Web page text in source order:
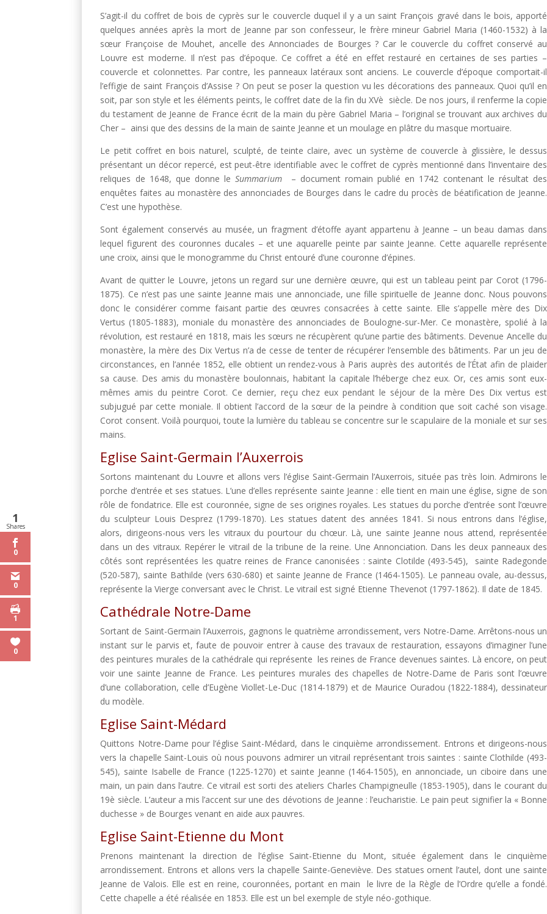
S’agit-il du coffret de bois de cyprès sur le couvercle duquel il y a un saint François gravé dans le bois, apporté
quelques années après la mort de Jeanne par son confesseur, le frère mineur Gabriel Maria (1460-1532) à la
sœur Françoise de Mouhet, ancelle des Annonciades de Bourges ? Car le couvercle du coffret conservé au
Louvre est moderne. Il n’est pas d’époque. Ce coffret a été en effet restauré en certaines de ses parties –
couvercle et colonnettes. Par contre, les panneaux latéraux sont anciens. Le couvercle d’époque comportait-il
l’effigie de saint François d’Assise ? On peut se poser la question vu les décorations des panneaux. Quoi qu’il en
soit, par son style et les éléments peints, le coffret date de la fin du XVè siècle. De nos jours, il renferme la copie
du testament de Jeanne de France écrit de la main du père Gabriel Maria – l’original se trouvant aux archives du
Cher – ainsi que des dessins de la main de sainte Jeanne et un moulage en plâtre du masque mortuaire.
Le petit coffret en bois naturel, sculpté, de teinte claire, avec un système de couvercle à glissière, le dessus
présentant un décor repercé, est peut-être identifiable avec le coffret de cyprès mentionné dans l’inventaire des
reliques de 1648, que donne leSummarium – document romain publié en 1742 contenant le résultat des
enquêtes faites au monastère des annonciades de Bourges dans le cadre du procès de béatification de Jeanne.
C’est une hypothèse.
Sont également conservés au musée, un fragment d’étoffe ayant appartenu à Jeanne – un beau damas dans
lequel figurent des couronnes ducales – et une aquarelle peinte par sainte Jeanne. Cette aquarelle représente
une croix, ainsi que le monogramme du Christ entouré d’une couronne d’épines.
Avant de quitter le Louvre, jetons un regard sur une dernière œuvre, qui est un tableau peint par Corot (1796-
1875). Ce n’est pas une sainte Jeanne mais une annonciade, une fille spirituelle de Jeanne donc. Nous pouvons
donc le considérer comme faisant partie des œuvres consacrées à cette sainte. Elle s’appelle mère des Dix
Vertus (1805-1883), moniale du monastère des annonciades de Boulogne-sur-Mer. Ce monastère, spolié à la
révolution, est restauré en 1818, mais les sœurs ne récupèrent qu’une partie des bâtiments. Devenue Ancelle du
monastère, la mère des Dix Vertus n’a de cesse de tenter de récupérer l’ensemble des bâtiments. Par un jeu de
circonstances, en l’année 1852, elle obtient un rendez-vous à Paris auprès des autorités de l’État afin de plaider
sa cause. Des amis du monastère boulonnais, habitant la capitale l’héberge chez eux. Or, ces amis sont eux-
mêmes amis du peintre Corot. Ce dernier, reçu chez eux pendant le séjour de la mère Des Dix vertus est
subjugué par cette moniale. Il obtient l’accord de la sœur de la peindre à condition que soit caché son visage.
Corot consent. Voilà pourquoi, toute la lumière du tableau se concentre sur le scapulaire de la moniale et sur ses
mains.
Eglise Saint-Germain l’Auxerrois
Sortons maintenant du Louvre et allons vers l’église Saint-Germain l’Auxerrois, située pas très loin. Admirons le
porche d’entrée et ses statues. L’une d’elles représente sainte Jeanne : elle tient en main une église, signe de son
rôle de fondatrice. Elle est couronnée, signe de ses origines royales. Les statues du porche d’entrée sont l’œuvre
du sculpteur Louis Desprez (1799-1870). Les statues datent des années 1841. Si nous entrons dans l’église,
alors, dirigeons-nous vers les vitraux du pourtour du chœur. Là, une sainte Jeanne nous attend, représentée
dans un des vitraux. Repérer le vitrail de la tribune de la reine. Une Annonciation. Dans les deux panneaux des
côtés sont représentées les quatre reines de France canonisées : sainte Clotilde (493-545), sainte Radegonde
(520-587), sainte Bathilde (vers 630-680) et sainte Jeanne de France (1464-1505). Le panneau ovale, au-dessus,
représente la Vierge conversant avec le Christ. Le vitrail est signé Etienne Thevenot (1797-1862). Il date de 1845.
Cathédrale Notre-Dame
Sortant de Saint-Germain l’Auxerrois, gagnons le quatrième arrondissement, vers Notre-Dame. Arrêtons-nous un
instant sur le parvis et, faute de pouvoir entrer à cause des travaux de restauration, essayons d’imaginer l’une
des peintures murales de la cathédrale qui représente les reines de France devenues saintes. Là encore, on peut
voir une sainte Jeanne de France. Les peintures murales des chapelles de Notre-Dame de Paris sont l’œuvre
d’une collaboration, celle d’Eugène Viollet-Le-Duc (1814-1879) et de Maurice Ouradou (1822-1884), dessinateur
du modèle.
Eglise Saint-Médard
Quittons Notre-Dame pour l’église Saint-Médard, dans le cinquième arrondissement. Entrons et dirigeons-nous
vers la chapelle Saint-Louis où nous pouvons admirer un vitrail représentant trois saintes : sainte Clothilde (493-
545), sainte Isabelle de France (1225-1270) et sainte Jeanne (1464-1505), en annonciade, un ciboire dans une
main, un pain dans l’autre. Ce vitrail est sorti des ateliers Charles Champigneulle (1853-1905), dans le courant du
19è siècle. L’auteur a mis l’accent sur une des dévotions de Jeanne : l’eucharistie. Le pain peut signifier la « Bonne
duchesse » de Bourges venant en aide aux pauvres.
Eglise Saint-Etienne du Mont
Prenons maintenant la direction de l’église Saint-Etienne du Mont, située également dans le cinquième
arrondissement. Entrons et allons vers la chapelle Sainte-Geneviève. Des statues ornent l’autel, dont une sainte
Jeanne de Valois. Elle est en reine, couronnées, portant en main le livre de la Règle de l’Ordre qu’elle a fondé.
Cette chapelle a été réalisée en 1853. Elle est un bel exemple de style néo-gothique.
1
Shares
0
0
1
0